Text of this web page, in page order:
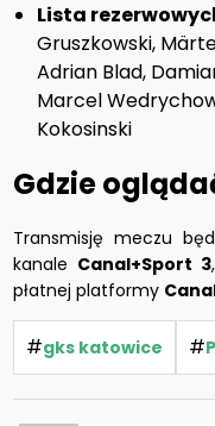
Lista
Gruszkowski,
Adrian Blad,
Marcel
Kokosinski
Gdzie
Transmisję meczu
kanale Canal+Sport 3
płatnej platformy
#gks katowice #